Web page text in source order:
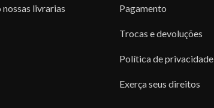
nossas livrarias Pagamento
Trocas e devoluções
Política de privacidade
Exerça seus direitos